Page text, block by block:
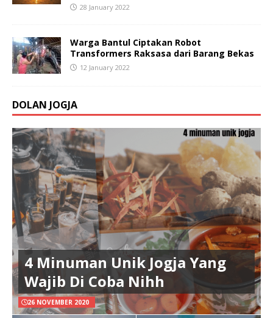
28 January 2022
Warga Bantul Ciptakan Robot
Transformers Raksasa dari Barang Bekas
12 January 2022
DOLAN JOGJA
4 Minuman Unik Jogja Yang
Wajib Di Coba Nihh
26 NOVEMBER 2020